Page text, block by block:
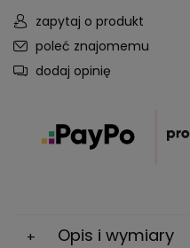
zapytaj o produkt
poleć znajomemu
dodaj opinię
Opis i wymiary